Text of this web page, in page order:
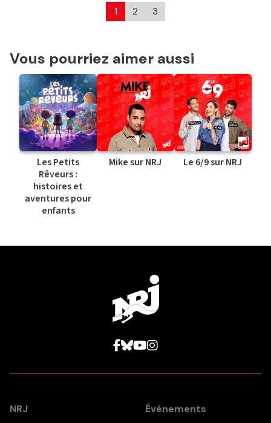
1 2 3
Vous pourriez aimer aussi
Les Petits
Rêveurs :
histoires et
aventures pour
enfants
Mike sur NRJ Le 6/9 sur NRJ
NRJ Événements